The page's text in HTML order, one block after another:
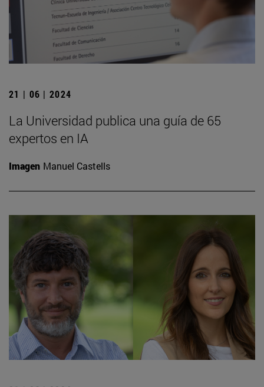
21 | 06 | 2024
La Universidad publica una guía de 65
expertos en IA
Imagen Manuel Castells